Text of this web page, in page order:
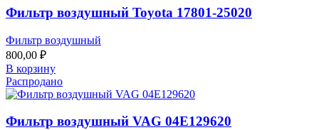
Фильтр воздушный Toyota 17801-25020
Фильтр воздушный
800,00 ₽
В корзину
Распродано
Фильтр воздушный VAG 04E129620